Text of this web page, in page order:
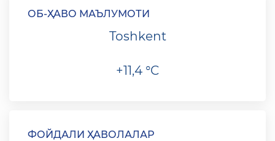
ОБ-ҲАВО МАЪЛУМОТИ
Toshkent
+11,4 °C
ФОЙДАЛИ ҲАВОЛАЛАР